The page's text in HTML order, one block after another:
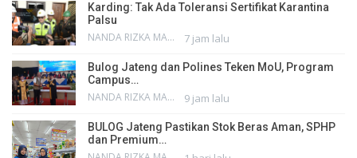
Karding: Tak Ada Toleransi Sertifikat Karantina
Palsu
NANDA RIZKA MAHENDRA 7 jam lalu
Bulog Jateng dan Polines Teken MoU, Program
Campus…
NANDA RIZKA MAHENDRA 9 jam lalu
BULOG Jateng Pastikan Stok Beras Aman, SPHP
dan Premium…